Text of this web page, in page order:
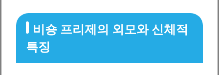
비숑 프리제의 외모와 신체적
특징